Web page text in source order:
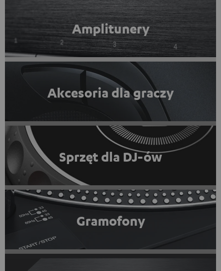
Amplitunery
Akcesoria dla graczy
Sprzęt dla DJ-ów
Gramofony